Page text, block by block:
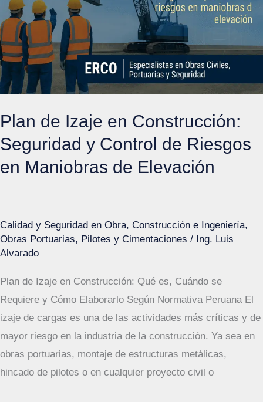
Evitarlos
Plan de Izaje en Construcción:
Seguridad y Control de Riesgos
en Maniobras de Elevación
Calidad y Seguridad en Obra, Construcción e Ingeniería,
Obras Portuarias, Pilotes y Cimentaciones / Ing. Luis
Alvarado
Plan de Izaje en Construcción: Qué es, Cuándo se
Requiere y Cómo Elaborarlo Según Normativa Peruana El
izaje de cargas es una de las actividades más críticas y de
mayor riesgo en la industria de la construcción. Ya sea en
obras portuarias, montaje de estructuras metálicas,
hincado de pilotes o en cualquier proyecto civil o